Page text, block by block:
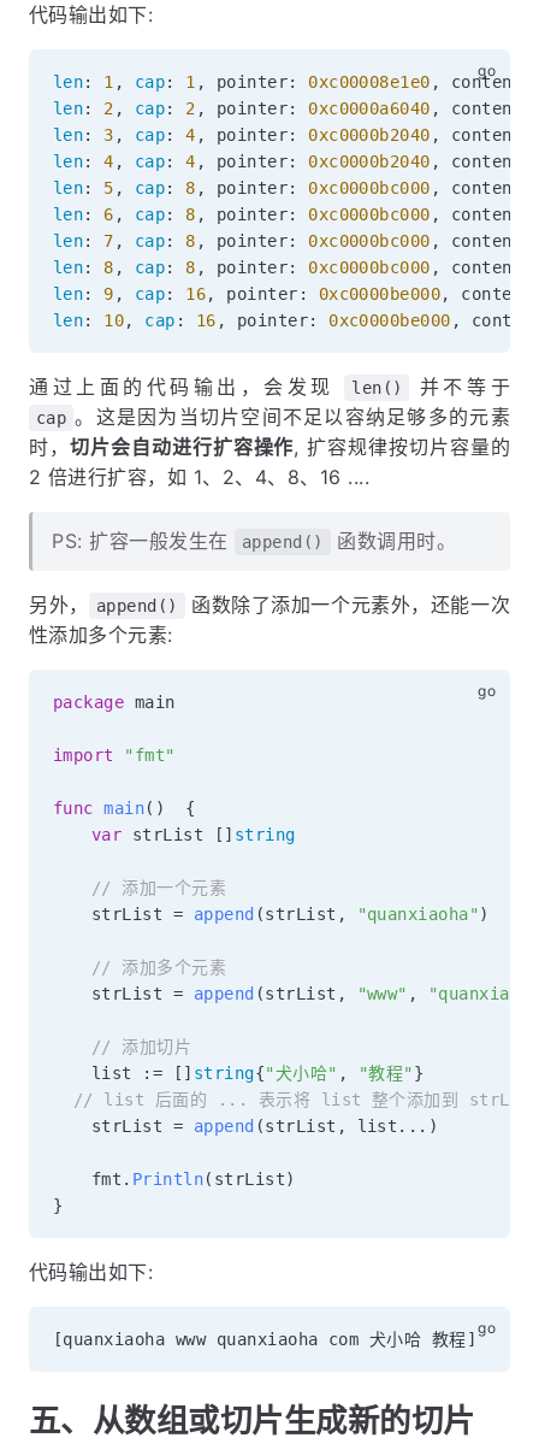
代码输出如下:
len: 1 , cap: 1 , pointer: 0xc00008e1e0 , content
len: 2 , cap: 2 , pointer: 0xc0000a6040 , content
len: 3 , cap: 4 , pointer: 0xc0000b2040 , content
len: 4 , cap: 4 , pointer: 0xc0000b2040 , content
len: 5 , cap: 8 , pointer: 0xc0000bc000 , content
len: 6 , cap: 8 , pointer: 0xc0000bc000 , content
len: 7 , cap: 8 , pointer: 0xc0000bc000 , content
len: 8 , cap: 8 , pointer: 0xc0000bc000 , content
len: 9 , cap: 16, pointer : 0xc0000be000, content
len: 10, cap : 16 , pointer: 0xc0000be000 ,
通过上面的代码输出，会发现 len() 并不等于
cap 。这是因为当切片空间不足以容纳足够多的元素
时， 切片会自动进行扩容操作, 扩容规律按切片容量的
2 倍进行扩容，如 1、2、4、8、16 ....
PS: 扩容一般发生在 append() 函数调用时。
另外， append()
函数除了添加一个元素外，还能一次
性添加多个元素:
package main
import "fmt"
func main( )
{
var strList [ ] string
// 添加一个元素
	strList
= append (strList , "quanxiaoha" )
// 添加多个元素
	strList
= append (strList , "www" ,
// 添加切片
	list
:= [ ] string{"犬小哈" , "教程" }
// list 后面的 ... 表示将 list 整个添加到 strList
	strList
= append (strList , list ... )
	fmt
. Println( strList)
}
代码输出如下:
[quanxiaoha www quanxiaoha com 犬小哈 教程]
五、从数组或切片生成新的切片